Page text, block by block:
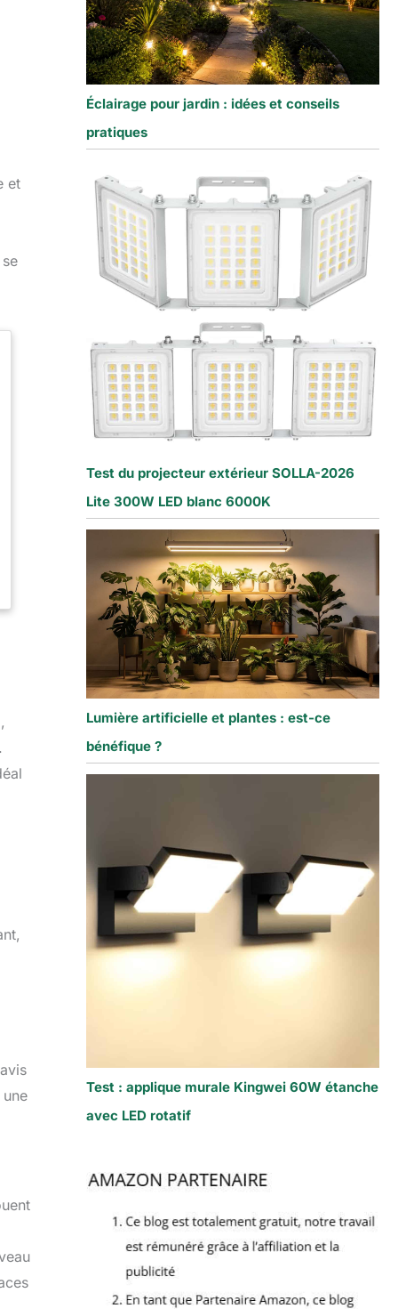
et
Éclairage pour jardin : idées et conseils
pratiques
Test du projecteur extérieur SOLLA-2026
Lite 300W LED blanc 6000K
Lumière artificielle et plantes : est-ce
bénéfique ?
Test : applique murale Kingwei 60W étanche
avec LED rotatif